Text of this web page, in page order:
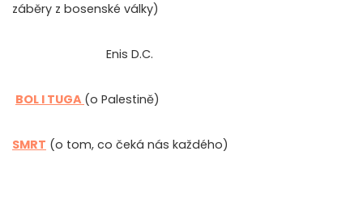
záběry z bosenské války)
Enis D.C.
BOL I TUGA (o Palestině)
SMRT (o tom, co čeká nás každého)